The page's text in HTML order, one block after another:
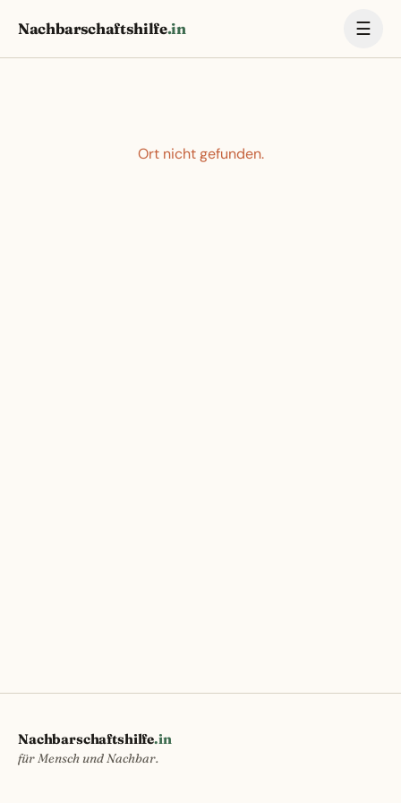
Nachbarschaftshilfe.in ☰
Ort nicht gefunden.
Nachbarschaftshilfe.in
für Mensch und Nachbar.